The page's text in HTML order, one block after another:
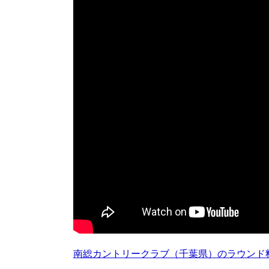
南総カントリークラブ（千葉県）のラウンド